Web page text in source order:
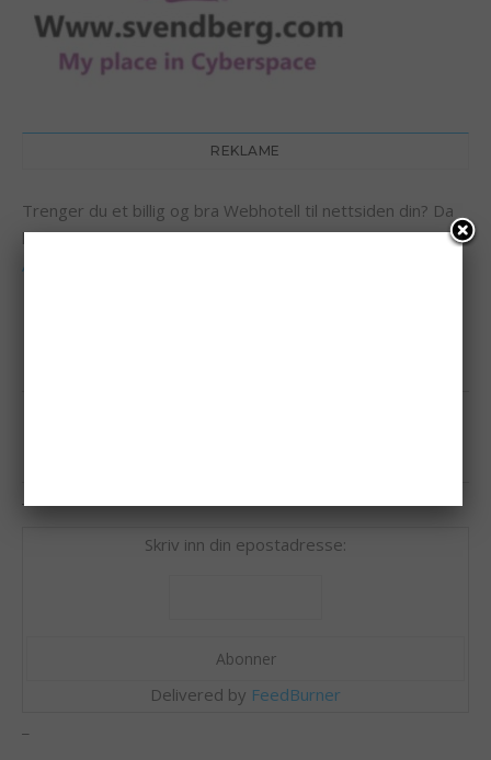
REKLAME
Trenger du et billig og bra Webhotell til nettsiden din? Da
kan jeg anbefaleSHED49 - BRA OG BILLIG WEBHOTELL -
ANBEFALES
Skriv inn din epostadresse:
Delivered by FeedBurner